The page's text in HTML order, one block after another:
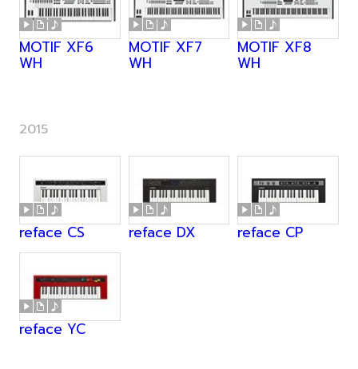
MOTIF XF6
WH
MOTIF XF7
WH
MOTIF XF8
WH
2015
reface CS reface DX reface CP
reface YC